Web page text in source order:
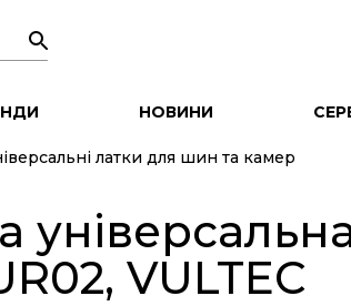
НОВИНИ
латки для шин та камер
VULTEC